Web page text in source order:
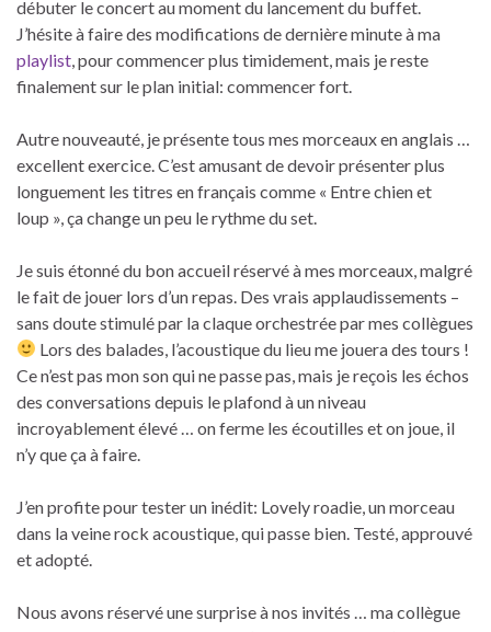
débuter le concert au moment du lancement du buffet.
J’hésite à faire des modifications de dernière minute à ma
playlist , pour commencer plus timidement, mais je reste
finalement sur le plan initial: commencer fort.
Autre nouveauté, je présente tous mes morceaux en anglais …
excellent exercice. C’est amusant de devoir présenter plus
longuement les titres en français comme « Entre chien et
loup », ça change un peu le rythme du set.
Je suis étonné du bon accueil réservé à mes morceaux, malgré
le fait de jouer lors d’un repas. Des vrais applaudissements –
sans doute stimulé par la claque orchestrée par mes collègues
Lors des balades, l’acoustique du lieu me jouera des tours !
Ce n’est pas mon son qui ne passe pas, mais je reçois les échos
des conversations depuis le plafond à un niveau
incroyablement élevé … on ferme les écoutilles et on joue, il
n’y que ça à faire.
J’en profite pour tester un inédit: Lovely roadie, un morceau
dans la veine rock acoustique, qui passe bien. Testé, approuvé
et adopté.
Nous avons réservé une surprise à nos invités … ma collègue